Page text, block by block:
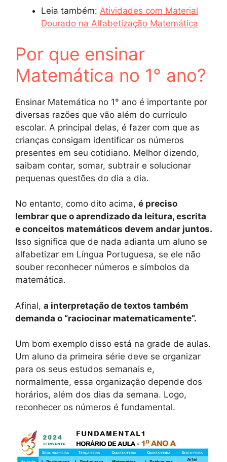
Leia também: Atividades com Material
Dourado na Alfabetização Matemática
Por que ensinar
Matemática no 1° ano?
Ensinar Matemática no 1° ano é importante por
diversas razões que vão além do currículo
escolar. A principal delas, é fazer com que as
crianças consigam identificar os números
presentes em seu cotidiano. Melhor dizendo,
saibam contar, somar, subtrair e solucionar
pequenas questões do dia a dia.
No entanto, como dito acima, é preciso
lembrar que o aprendizado da leitura, escrita
e conceitos matemáticos devem andar juntos.
Isso significa que de nada adianta um aluno se
alfabetizar em Língua Portuguesa, se ele não
souber reconhecer números e símbolos da
matemática.
Afinal, a interpretação de textos também
demanda o “raciocinar matematicamente”.
Um bom exemplo disso está na grade de aulas.
Um aluno da primeira série deve se organizar
para os seus estudos semanais e,
normalmente, essa organização depende dos
horários, além dos dias da semana. Logo,
reconhecer os números é fundamental.